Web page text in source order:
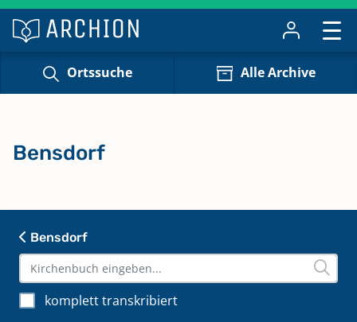
Ortssuche Alle Archive
Bensdorf
komplett transkribiert
Bensdorf